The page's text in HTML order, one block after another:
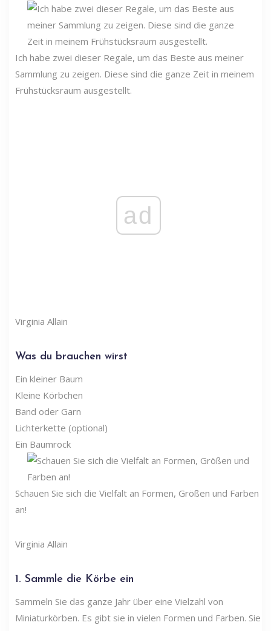
Ich habe zwei dieser Regale, um das Beste aus meiner
Sammlung zu zeigen. Diese sind die ganze Zeit in meinem
Frühstücksraum ausgestellt.
ad
Virginia Allain
Was du brauchen wirst
Ein kleiner Baum
Kleine Körbchen
Band oder Garn
Lichterkette (optional)
Ein Baumrock
Schauen Sie sich die Vielfalt an Formen, Größen und Farben
an!
Virginia Allain
1. Sammle die Körbe ein
Sammeln Sie das ganze Jahr über eine Vielzahl von
Miniaturkörben. Es gibt sie in vielen Formen und Farben. Sie